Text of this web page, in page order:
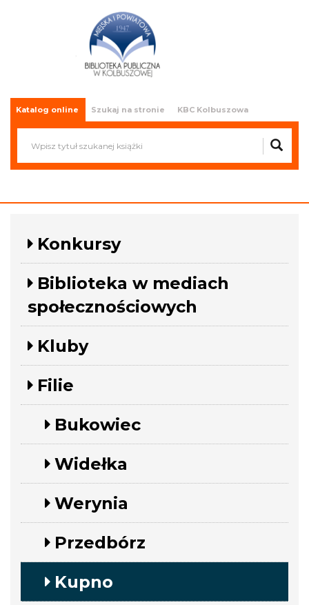
Miejska i Powiatowa Biblioteka
Publiczna w Kolbuszowej
Katalog online Szukaj na stronie KBC Kolbuszowa
Konkursy
Biblioteka w mediach
społecznościowych
Kluby
Filie
Bukowiec
Widełka
Werynia
Przedbórz
Kupno